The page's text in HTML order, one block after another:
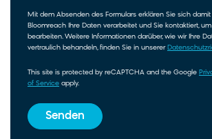
Mit dem Absenden des Formulars erklären Sie sich
Bloomreach Ihre Daten verarbeitet und Sie kontaktiert,
bearbeiten. Weitere Informationen darüber, wie wir Ihre
vertraulich behandeln, finden Sie in unserer
This site is protected by reCAPTCHA and the Google
of Service apply.